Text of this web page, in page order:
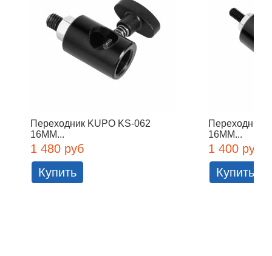
Переходник KUPO KS-062
16MM...
1 480 руб
Купить
Переходник
16MM...
1 400 руб
Купить